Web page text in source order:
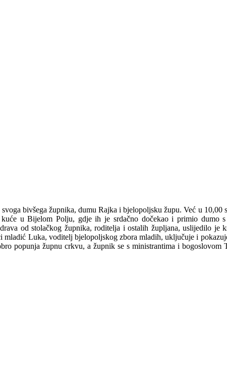
bivšega župnika, dumu Rajka i bjelopoljsku župu. Već u 10,00
u Bijelom Polju, gdje ih je srdačno dočekao i primio dumo
od stolačkog župnika, roditelja i ostalih župljana, uslijedilo je
Luka, voditelj bjelopoljskog zbora mladih, uključuje i
popunja župnu crkvu, a župnik se s ministrantima i bogoslovom